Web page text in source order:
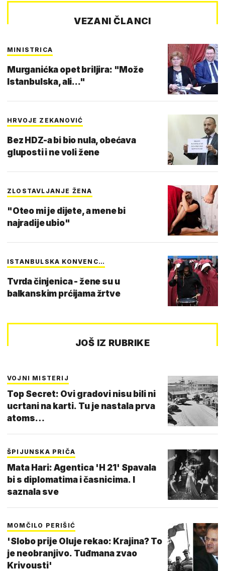
VEZANI ČLANCI
MINISTRICA
Murganićka opet briljira: "Može
Istanbulska, ali..."
HRVOJE ZEKANOVIĆ
Bez HDZ-a bi bio nula, obećava
gluposti i ne voli žene
ZLOSTAVLJANJE ŽENA
"Oteo mi je dijete, a mene bi
najradije ubio"
ISTANBULSKA KONVENC…
Tvrda činjenica - žene su u
balkanskim prćijama žrtve
JOŠ IZ RUBRIKE
VOJNI MISTERIJ
Top Secret: Ovi gradovi nisu bili ni
ucrtani na karti. Tu je nastala prva
atoms…
ŠPIJUNSKA PRIČA
Mata Hari: Agentica 'H 21' Spavala
bi s diplomatima i časnicima. I
saznala sve
MOMČILO PERIŠIĆ
'Slobo prije Oluje rekao: Krajina? To
je neobranjivo. Tuđmana zvao
Krivousti'